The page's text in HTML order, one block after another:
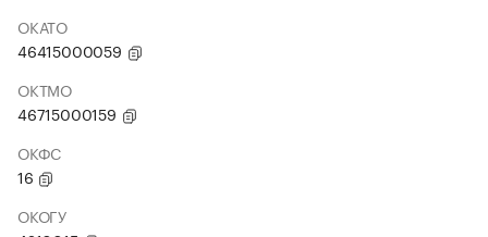
ОКАТО
46415000059
ОКТМО
46715000159
ОКФС
16
ОКОГУ